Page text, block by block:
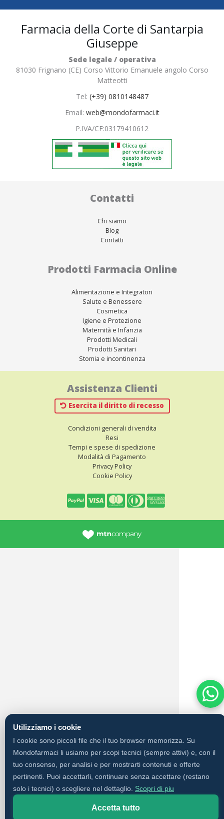
Farmacia della Corte di Santarpia
Giuseppe
Sede legale / operativa
81030 Frignano (CE) Corso Vittorio Emanuele angolo Corso
Matteotti
Tel: (+39) 0810148487
Email: web@mondofarmaci.it
P.IVA/CF:03179410612
Contatti
Chi siamo
Blog
Contatti
Prodotti Farmacia Online
Alimentazione e Integratori
Salute e Benessere
Cosmetica
Igiene e Protezione
Maternità e Infanzia
Prodotti Medicali
Prodotti Sanitari
Stomia e incontinenza
Assistenza Clienti
Esercita il diritto di recesso
Condizioni generali di vendita
Resi
Tempi e spese di spedizione
Modalità di Pagamento
Privacy Policy
Cookie Policy
Utilizziamo i cookie
I cookie sono piccoli file che il tuo browser memorizza. Su
Mondofarmaci li usiamo per scopi tecnici (sempre attivi) e, con il
tuo consenso, per analisi e per mostrarti contenuti e offerte
pertinenti. Puoi accettarli, continuare senza accettare (restano
solo i tecnici) o scegliere nel dettaglio. Scopri di piu
Accetta tutto